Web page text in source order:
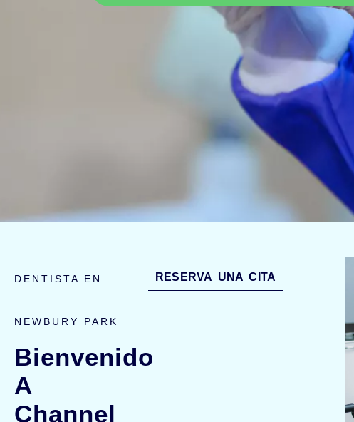
DENTISTA EN
NEWBURY PARK
Bienvenido
A
Channel
RESERVA UNA CITA